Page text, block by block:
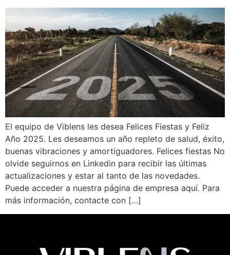
El equipo de Viblens les desea Felices Fiestas y Feliz
Año 2025. Les deseamos un año repleto de salud, éxito,
buenas vibraciones y amortiguadores. Felices fiestas No
olvide seguirnos en Linkedin para recibir las últimas
actualizaciones y estar al tanto de las novedades.
Puede acceder a nuestra página de empresa aquí. Para
más información, contacte con […]